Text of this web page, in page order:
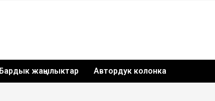
Бардык жаңылыктар Автордук колонка